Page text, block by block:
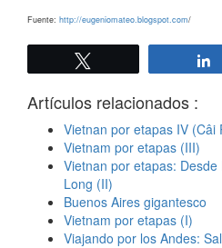
Fuente: http://eugeniomateo.blogspot.com/
Artículos relacionados :
Vietnan por etapas IV (Câi
Vietnam por etapas (III)
Vietnan por etapas:
Long (II)
Buenos Aires gigantesco
Vietnam por etapas (I)
Viajando por los Andes: